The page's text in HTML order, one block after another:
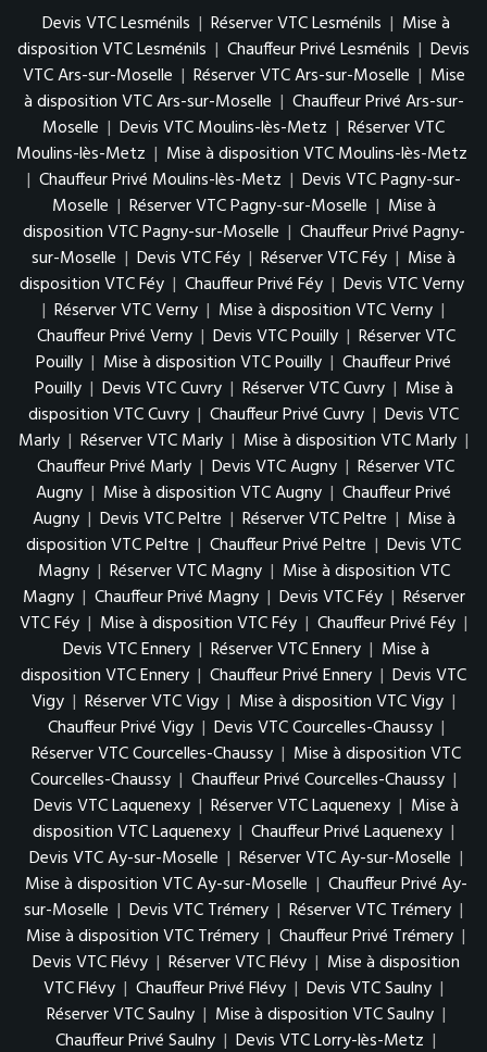
Devis VTC Lesménils | Réserver VTC Lesménils | Mise à
disposition VTC Lesménils | Chauffeur Privé Lesménils | Devis
VTC Ars-sur-Moselle | Réserver VTC Ars-sur-Moselle | Mise
à disposition VTC Ars-sur-Moselle | Chauffeur Privé Ars-sur-
Moselle | Devis VTC Moulins-lès-Metz | Réserver VTC
Moulins-lès-Metz | Mise à disposition VTC Moulins-lès-Metz
| Chauffeur Privé Moulins-lès-Metz | Devis VTC Pagny-sur-
Moselle | Réserver VTC Pagny-sur-Moselle | Mise à
disposition VTC Pagny-sur-Moselle | Chauffeur Privé Pagny-
sur-Moselle | Devis VTC Féy | Réserver VTC Féy | Mise à
disposition VTC Féy | Chauffeur Privé Féy | Devis VTC Verny
| Réserver VTC Verny | Mise à disposition VTC Verny |
Chauffeur Privé Verny | Devis VTC Pouilly | Réserver VTC
Pouilly | Mise à disposition VTC Pouilly | Chauffeur Privé
Pouilly | Devis VTC Cuvry | Réserver VTC Cuvry | Mise à
disposition VTC Cuvry | Chauffeur Privé Cuvry | Devis VTC
Marly | Réserver VTC Marly | Mise à disposition VTC Marly |
Chauffeur Privé Marly | Devis VTC Augny | Réserver VTC
Augny | Mise à disposition VTC Augny | Chauffeur Privé
Augny | Devis VTC Peltre | Réserver VTC Peltre | Mise à
disposition VTC Peltre | Chauffeur Privé Peltre | Devis VTC
Magny | Réserver VTC Magny | Mise à disposition VTC
Magny | Chauffeur Privé Magny | Devis VTC Féy | Réserver
VTC Féy | Mise à disposition VTC Féy | Chauffeur Privé Féy |
Devis VTC Ennery | Réserver VTC Ennery | Mise à
disposition VTC Ennery | Chauffeur Privé Ennery | Devis VTC
Vigy | Réserver VTC Vigy | Mise à disposition VTC Vigy |
Chauffeur Privé Vigy | Devis VTC Courcelles-Chaussy |
Réserver VTC Courcelles-Chaussy | Mise à disposition VTC
Courcelles-Chaussy | Chauffeur Privé Courcelles-Chaussy |
Devis VTC Laquenexy | Réserver VTC Laquenexy | Mise à
disposition VTC Laquenexy | Chauffeur Privé Laquenexy |
Devis VTC Ay-sur-Moselle | Réserver VTC Ay-sur-Moselle |
Mise à disposition VTC Ay-sur-Moselle | Chauffeur Privé Ay-
sur-Moselle | Devis VTC Trémery | Réserver VTC Trémery |
Mise à disposition VTC Trémery | Chauffeur Privé Trémery |
Devis VTC Flévy | Réserver VTC Flévy | Mise à disposition
VTC Flévy | Chauffeur Privé Flévy | Devis VTC Saulny |
Réserver VTC Saulny | Mise à disposition VTC Saulny |
Chauffeur Privé Saulny | Devis VTC Lorry-lès-Metz |